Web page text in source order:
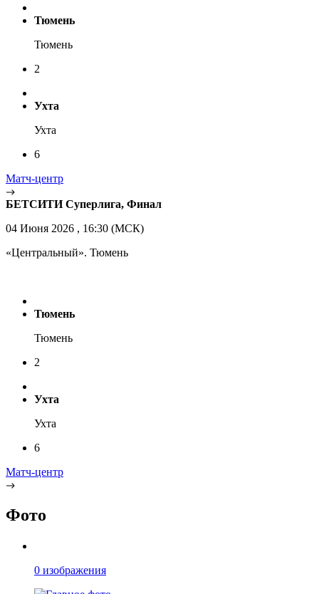
Тюмень
Тюмень
2
Ухта
Ухта
6
Матч-центр
БЕТСИТИ Суперлига, Финал
04 Июня 2026 , 16:30 (МСК)
«Центральный». Тюмень
Тюмень
Тюмень
2
Ухта
Ухта
6
Матч-центр
Фото
0 изображения